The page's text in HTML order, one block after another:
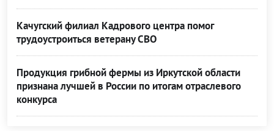
Качугский филиал Кадрового центра помог
трудоустроиться ветерану СВО
Продукция грибной фермы из Иркутской области
признана лучшей в России по итогам отраслевого
конкурса